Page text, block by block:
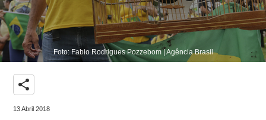
Foto: Fabio Rodrigues Pozzebom | Agência Brasil
share
13 Abril 2018